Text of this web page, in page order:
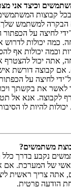
וכיצד אני
קבוצות
הבקרה למשתמש
לחיצה על
כמה יכולות
וכמה יכולות אף
אתה יכול להצטרף
אם קבוצה דורשת
לחיצה על
את בקשתך
לקבוצה. אנא אל
להיות לו
משתמשים?
נקבע בדרך כלל
של המערכת. אם
אתה צריך ראשית
הודעה פרטית.